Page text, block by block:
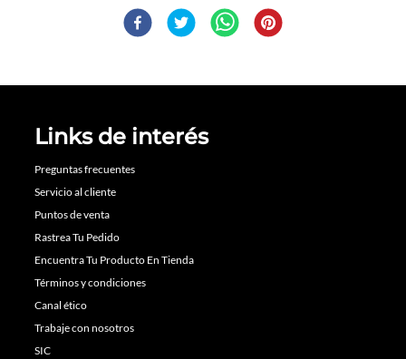
Links de interés
Preguntas frecuentes
Servicio al cliente
Puntos de venta
Rastrea Tu Pedido
Encuentra Tu Producto En Tienda
Términos y condiciones
Canal ético
Trabaje con nosotros
SIC